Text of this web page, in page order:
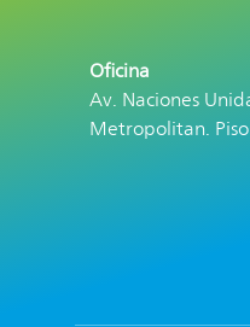
Oficina
Av. Naciones
Metropolitan.